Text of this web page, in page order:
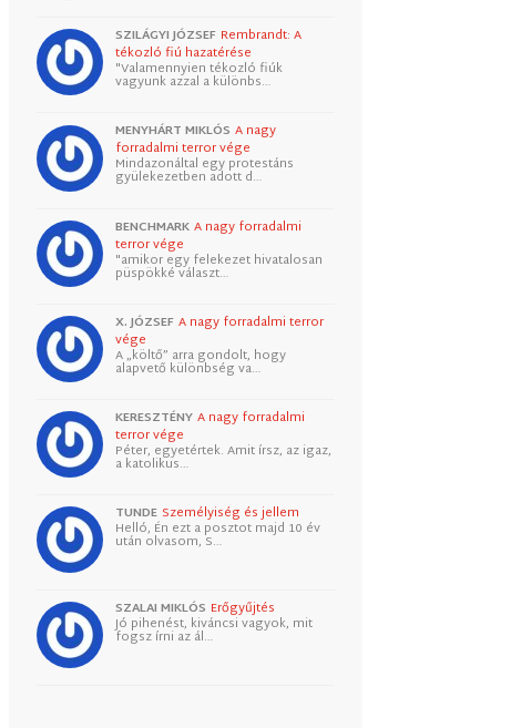
SZILÁGYI JÓZSEF Rembrandt: A
tékozló fiú hazatérése
"Valamennyien tékozló fiúk
vagyunk azzal a különbs…
MENYHÁRT MIKLÓS A nagy
forradalmi terror vége
Mindazonáltal egy protestáns
gyülekezetben adott d…
BENCHMARK A nagy forradalmi
terror vége
"amikor egy felekezet hivatalosan
püspökké választ…
X. JÓZSEF A nagy forradalmi terror
vége
A „költő” arra gondolt, hogy
alapvető különbség va…
KERESZTÉNY A nagy forradalmi
terror vége
Péter, egyetértek. Amit írsz, az igaz,
a katolikus…
TUNDE Személyiség és jellem
Helló, Én ezt a posztot majd 10 év
után olvasom, S…
SZALAI MIKLÓS Erőgyűjtés
Jó pihenést, kiváncsi vagyok, mit
fogsz írni az ál…